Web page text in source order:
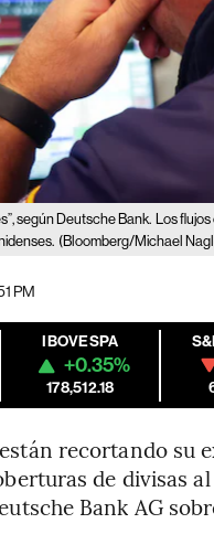
según Deutsche Bank. Los
(Bloomberg/Michael
PM
IBOVESPA
+0.35%
178,512.18
recortando su
de divisas
Bank AG